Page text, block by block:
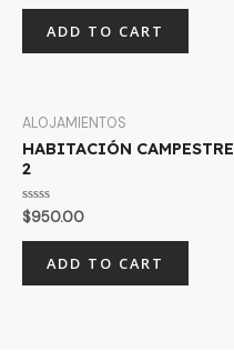
out
ADD TO CART
ALOJAMIENTOS
HABITACIÓN CAMPESTRE
2
Rated
0
out
$950.00
ADD TO CART